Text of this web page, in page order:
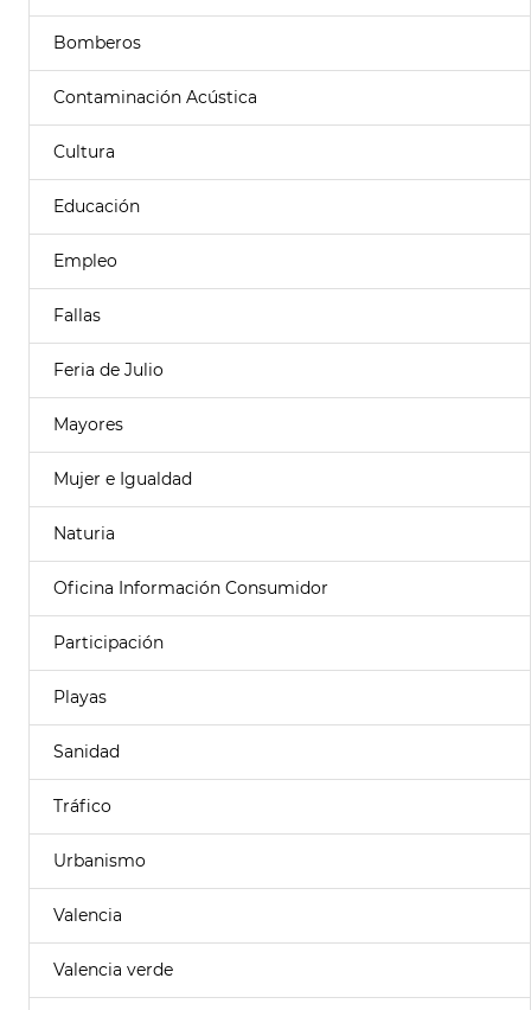
Bomberos
Contaminación Acústica
Cultura
Educación
Empleo
Fallas
Feria de Julio
Mayores
Mujer e Igualdad
Naturia
Oficina Información Consumidor
Participación
Playas
Sanidad
Tráfico
Urbanismo
Valencia
Valencia verde